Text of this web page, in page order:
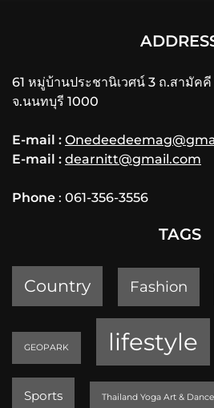
61 หมู่บ้านประชานิเวศน์ 3 ถ.สามัค
จ.นนทบุรี 1000
E-mail :
E-mail : dearnitt@gmail.com
Phone : 061-356-3556
TAGS
Country Fashion
GEOPARK lifestyle
Sports Thailand Yoga Art & Dance